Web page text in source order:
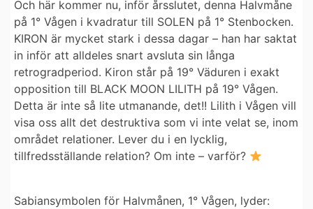
Och här kommer nu, inför årsslutet, denna Halvmåne
på 1° Vågen i kvadratur till SOLEN på 1° Stenbocken.
KIRON är mycket stark i dessa dagar – han har saktat
in inför att alldeles snart avsluta sin långa
retrogradperiod. Kiron står på 19° Väduren i exakt
opposition till BLACK MOON LILITH på 19° Vågen.
Detta är inte så lite utmanande, det!! Lilith i Vågen vill
visa oss allt det destruktiva som vi inte velat se, inom
området relationer. Lever du i en lycklig,
tillfredsställande relation? Om inte – varför?
Sabiansymbolen för Halvmånen, 1° Vågen, lyder: